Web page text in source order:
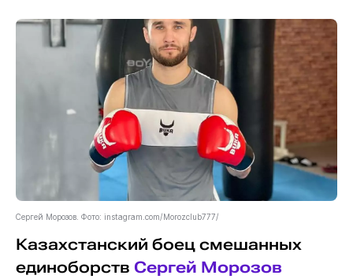
Сергей Морозов. Фото: instagram.com/Morozclub777/
Казахстанский боец смешанных
единоборств Сергей Морозов